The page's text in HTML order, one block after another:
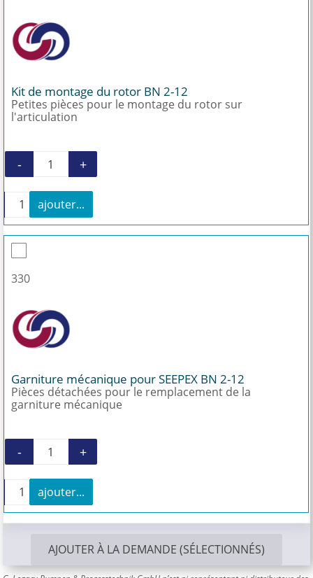
Kit de montage du rotor BN 2-12
Petites pièces pour le montage du rotor sur
l'articulation
quantité de Kit de montage du rotor BN 2-12
- +
quantité de Kit de montage du rotor BN 2-12
+
ajouter...
330
Garniture mécanique pour SEEPEX BN 2-12
Pièces détachées pour le remplacement de la
garniture mécanique
quantité de Garniture mécanique pour
- +
quantité de Garniture mécanique pour SEEPEX BN
+
ajouter...
AJOUTER À LA DEMANDE (SÉLECTIONNÉS)